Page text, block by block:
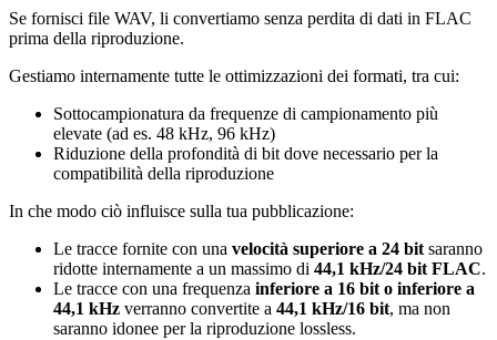
Se fornisci file WAV, li convertiamo senza perdita di dati in FLAC
prima della riproduzione.
Gestiamo internamente tutte le ottimizzazioni dei formati, tra cui:
Sottocampionatura da frequenze di campionamento più
elevate (ad es. 48 kHz, 96 kHz)
Riduzione della profondità di bit dove necessario per la
compatibilità della riproduzione
In che modo ciò influisce sulla tua pubblicazione:
Le tracce fornite con una velocità superiore a 24 bit saranno
ridotte internamente a un massimo di 44,1 kHz/24 bit FLAC.
Le tracce con una frequenza inferiore a 16 bit o inferiore a
44,1 kHz verranno convertite a 44,1 kHz/16 bit, ma non
saranno idonee per la riproduzione lossless.